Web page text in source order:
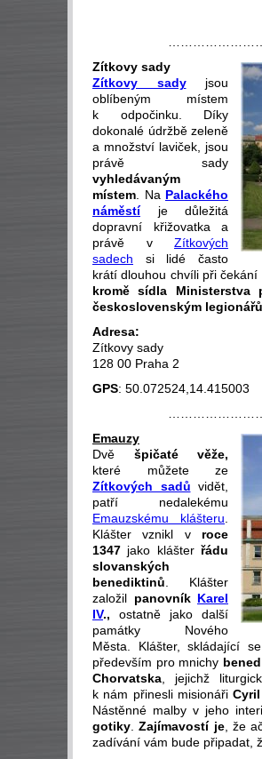
Zítkovy sady
Zítkovy sadyjsou
oblíbeným místem
k odpočinku. Díky
dokonalé údržbě zeleně
a množství laviček, jsou
právě sady
vyhledávaným
místem. Na Palackého
náměstíje důležitá
dopravní křižovatka a
právě v Zítkových
sadech si lidé často
krátí dlouhou chvíli při
kromě sídla Ministerstva
československým
Adresa:
Zítkovy sady
128 00 Praha 2
GPS: 50.072524,14.415003
Emauzy
Dvě špičaté věže,
které můžete ze
Zítkových sadů vidět,
patří nedalekému
Emauzskému klášteru.
Klášter vznikl v roce
1347 jako klášter řádu
slovanských
benediktinů. Klášter
založil panovník Karel
IV., ostatně jako další
památky Nového
Města. Klášter, skládající
především pro mnichy
Chorvatska, jejichž
k nám přinesli misionáři
Nástěnné malby v jeho
gotiky.Zajímavostí je, že
zadívání vám bude připadat,